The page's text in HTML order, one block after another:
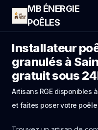
MB ÉNERGIE
POÊLES
Installateur
granulés à
gratuit sous
Artisans RGE disponibles
et faites poser votre